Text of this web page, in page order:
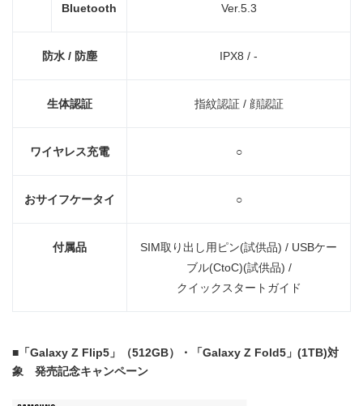
Bluetooth Ver.5.3
防水 / 防塵 IPX8 / -
生体認証 指紋認証 / 顔認証
ワイヤレス充電 ○
おサイフケータイ ○
付属品
SIM取り出し用ピン(試供品) / USBケー
ブル(CtoC)(試供品) /
クイックスタートガイド
■「Galaxy Z Flip5」（512GB）・「Galaxy Z Fold5」(1TB)対
象 発売記念キャンペーン